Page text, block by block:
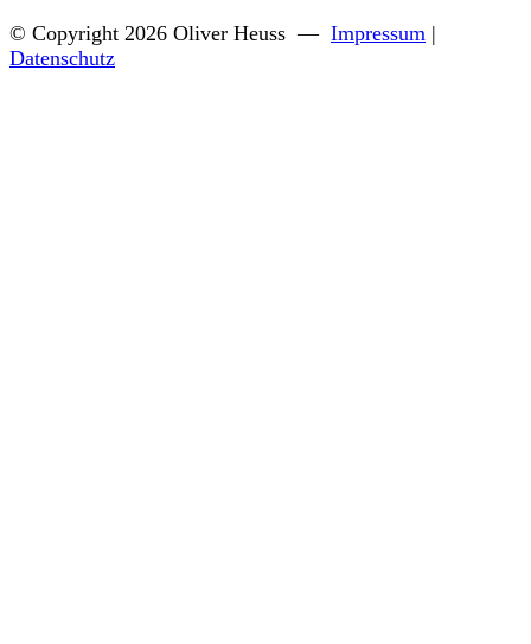
© Copyright 2026 Oliver Heuss — Impressum |
Datenschutz